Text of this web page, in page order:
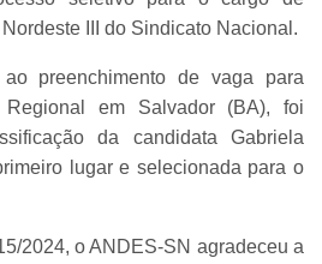
III do Sindicato Nacional.
preenchimento de vaga para
em Salvador (BA), foi
da candidata Gabriela
lugar e selecionada para o
2024, o ANDES-SN agradeceu a